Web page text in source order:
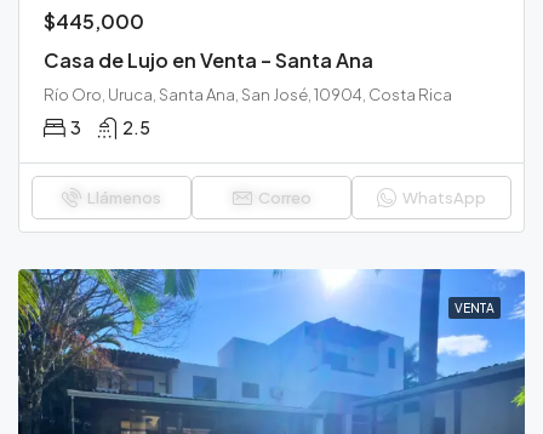
$445,000
Casa de Lujo en Venta – Santa Ana
Río Oro, Uruca, Santa Ana, San José, 10904, Costa Rica
3 2.5
Llámenos Correo WhatsApp
VENTA